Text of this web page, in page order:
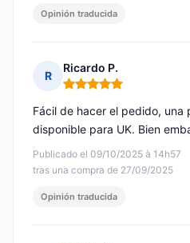
Opinión traducida
R
Ricardo P.
Nota: 5 de 5
Publicado el 09/10/2025 à 14h57
tras una compra de 27/09/2025
Fácil de hacer el pedido, una
disponible para UK. Bien
Opinión traducida